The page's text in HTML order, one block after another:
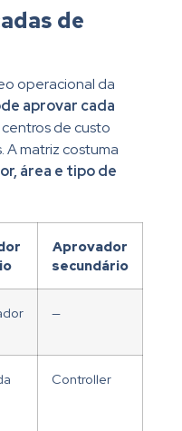
de
operacional da
aprovar cada
centros de custo
A matriz costuma
área e tipo de
Aprovador
secundário
—
Controller